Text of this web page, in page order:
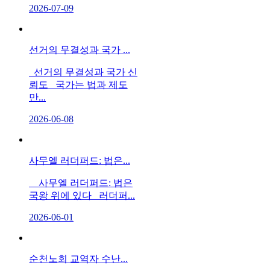
2026-07-09
선거의 무결성과 국가 ...
선거의 무결성과 국가 신
뢰도 국가는 법과 제도
만...
2026-06-08
사무엘 러더퍼드: 법은...
사무엘 러더퍼드: 법은
국왕 위에 있다 러더퍼...
2026-06-01
순천노회 교역자 수난...